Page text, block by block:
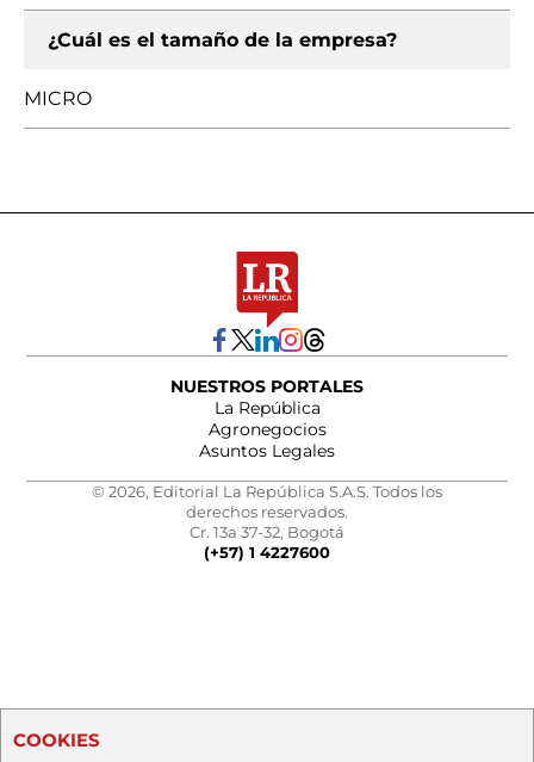
¿Cuál es el tamaño de la empresa?
MICRO
NUESTROS PORTALES
La República
Agronegocios
Asuntos Legales
© 2026, Editorial La República S.A.S. Todos los
derechos reservados.
Cr. 13a 37-32, Bogotá
(+57) 1 4227600
COOKIES